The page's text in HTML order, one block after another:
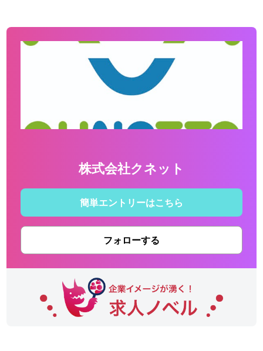
株式会社クネット
簡単エントリーはこちら
フォローする